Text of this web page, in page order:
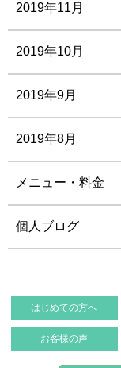
2019年11月
2019年10月
2019年9月
2019年8月
メニュー・料金
個人ブログ
はじめての方へ
お客様の声